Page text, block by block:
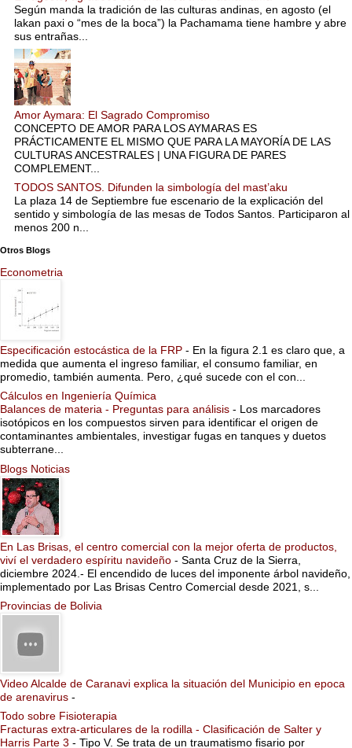
Según manda la tradición de las culturas andinas, en agosto (el
lakan paxi o “mes de la boca”) la Pachamama tiene hambre y abre
sus entrañas...
Amor Aymara: El Sagrado Compromiso
CONCEPTO DE AMOR PARA LOS AYMARAS ES
PRÁCTICAMENTE EL MISMO QUE PARA LA MAYORÍA DE LAS
CULTURAS ANCESTRALES | UNA FIGURA DE PARES
COMPLEMENT...
TODOS SANTOS. Difunden la simbología del mast’aku
La plaza 14 de Septiembre fue escenario de la explicación del
sentido y simbología de las mesas de Todos Santos. Participaron al
menos 200 n...
Otros Blogs
Econometria
Especificación estocástica de la FRP - En la figura 2.1 es claro que, a
medida que aumenta el ingreso familiar, el consumo familiar, en
promedio, también aumenta. Pero, ¿qué sucede con el con...
Cálculos en Ingeniería Química
Balances de materia - Preguntas para análisis - Los marcadores
isotópicos en los compuestos sirven para identificar el origen de
contaminantes ambientales, investigar fugas en tanques y duetos
subterrane...
Blogs Noticias
En Las Brisas, el centro comercial con la mejor oferta de productos,
viví el verdadero espíritu navideño - Santa Cruz de la Sierra,
diciembre 2024.- El encendido de luces del imponente árbol navideño,
implementado por Las Brisas Centro Comercial desde 2021, s...
Provincias de Bolivia
Video Alcalde de Caranavi explica la situación del Municipio en epoca
de arenavirus -
Todo sobre Fisioterapia
Fracturas extra-articulares de la rodilla - Clasificación de Salter y
Harris Parte 3 - Tipo V. Se trata de un traumatismo fisario por